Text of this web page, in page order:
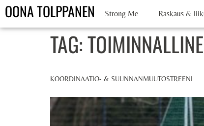
OONA TOLPPANEN Strong Me Raskaus &
TAG:
KOORDINAATIO- & SUUNNANMUUTOSTREENI